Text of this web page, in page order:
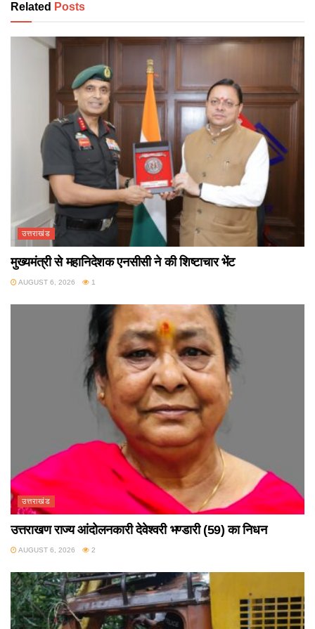
Related Posts
उत्तराखंड
मुख्यमंत्री से महानिदेशक एनसीसी ने की शिष्टाचार भेंट
AUGUST 6, 2026 1
उत्तराखंड
उत्तराखण राज्य आंदोलनकारी देवेश्वरी भण्डारी (59) का निधन
AUGUST 6, 2026 2